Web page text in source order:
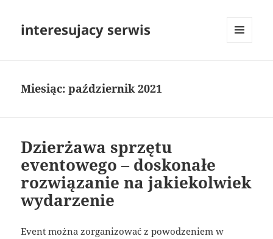
interesujacy serwis
Miesiąc:październik 2021
Dzierżawa sprzętu
eventowego – doskonałe
rozwiązanie na jakiekolwiek
wydarzenie
Event można zorganizować z powodzeniem w